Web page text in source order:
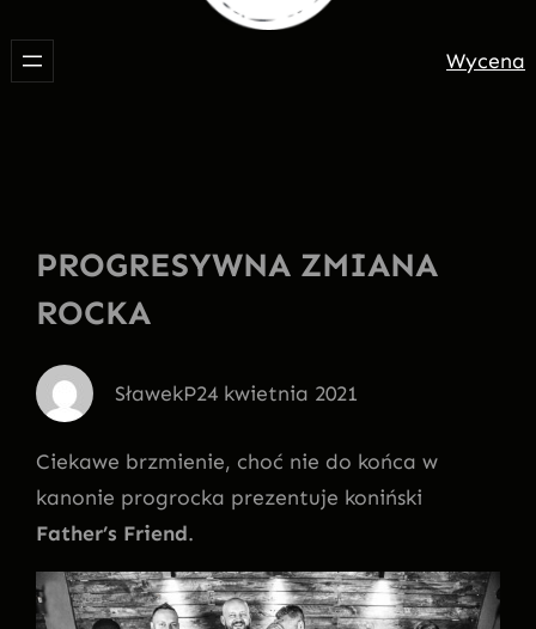
Wycena
PROGRESYWNA ZMIANA
ROCKA
SławekP24 kwietnia 2021
Ciekawe brzmienie, choć nie do końca w
kanonie progrocka prezentuje koniński
Father’s Friend.